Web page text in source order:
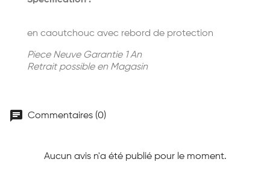
en caoutchouc avec rebord de protection
Piece Neuve Garantie 1 An
Retrait possible en Magasin
chat Commentaires (0)
Aucun avis n'a été publié pour le moment.